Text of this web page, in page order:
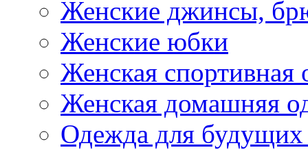
Женские джинсы,
Женские юбки
Женская спортивная
Женская домашняя
Одежда для